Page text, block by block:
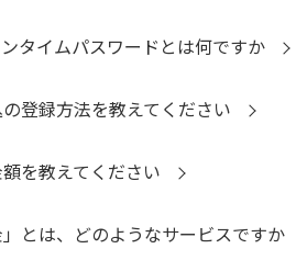
タイムパスワードとは何ですか
登録方法を教えてください
を教えてください
」とは、どのようなサービスですか